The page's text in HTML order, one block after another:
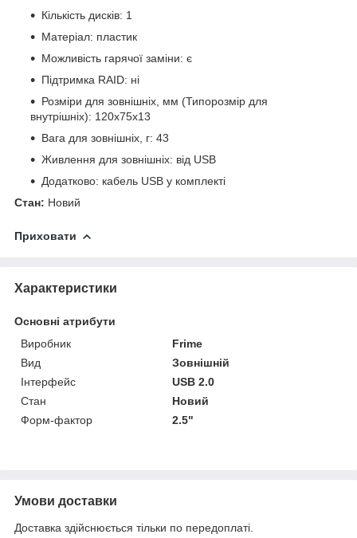
Кількість дисків: 1
Матеріал: пластик
Можливість гарячої заміни: є
Підтримка RAID: ні
Розміри для зовнішніх, мм (Типорозмір для
внутрішніх): 120x75x13
Вага для зовнішніх, г: 43
Живлення для зовнішніх: від USB
Додатково: кабель USB у комплекті
Стан: Новий
Приховати
Характеристики
Основні атрибути
Виробник
Frime
Вид
Зовнішній
Інтерфейс
USB 2.0
Стан
Новий
Форм-фактор
2.5"
Умови доставки
Доставка здійснюється тільки по передоплаті.